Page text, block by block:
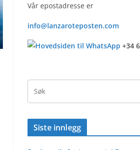
Vår epostadresse er
info@lanzaroteposten.com
+34
Siste innlegg